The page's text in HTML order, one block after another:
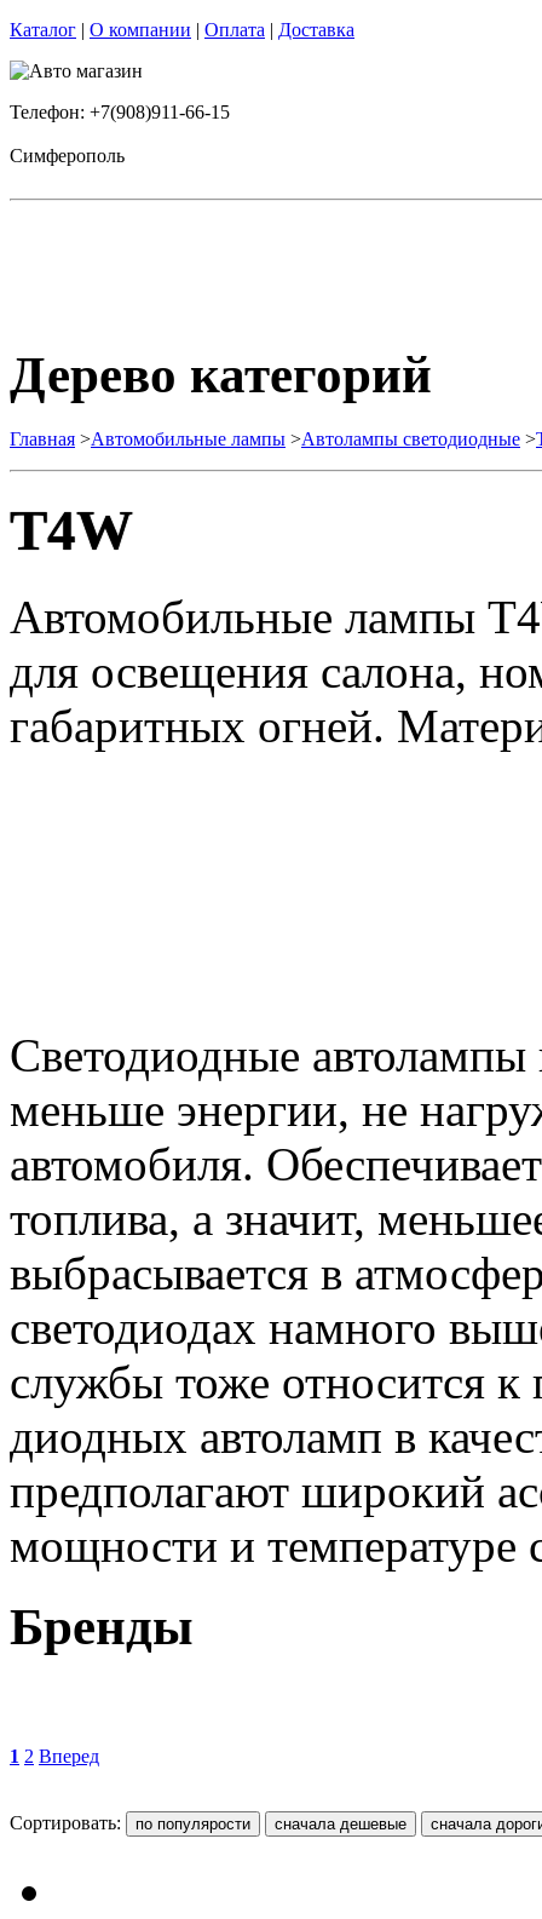
Каталог | О компании | Оплата | Доставка
Телефон: +7(908)911-66-15
Симферополь
Дерево категорий
Главная >Автомобильные лампы >Автолампы светодиодные >
T4W
Автомобильные лампы
для освещения салона,
габаритных огней.
Светодиодные автолампы
меньше энергии, не
автомобиля.
топлива, а значит,
выбрасывается в
светодиодах намного
службы тоже относится к
диодных автоламп в
предполагают широкий
мощности и температуре
Бренды
1 2 Вперед
Сортировать: